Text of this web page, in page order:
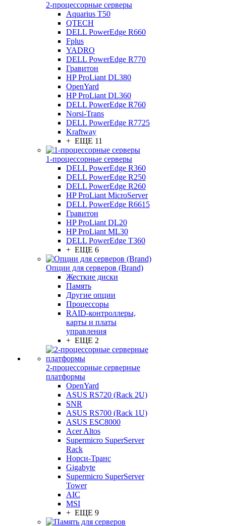
2-процессорные серверы
Aquarius T50
QTECH
DELL PowerEdge R660
Fplus
YADRO
DELL PowerEdge R770
Гравитон
HP ProLiant DL380
OpenYard
HP ProLiant DL360
DELL PowerEdge R760
Norsi-Trans
DELL PowerEdge R7725
Kraftway
+ ЕЩЕ 11
1-процессорные серверы
DELL PowerEdge R360
DELL PowerEdge R250
DELL PowerEdge R260
HP ProLiant MicroServer
DELL PowerEdge R6615
Гравитон
HP ProLiant DL20
HP ProLiant ML30
DELL PowerEdge T360
+ ЕЩЕ 6
Опции для серверов (Brand)
Жесткие диски
Память
Другие опции
Процессоры
RAID-контроллеры,
карты и платы
управления
+ ЕЩЕ 2
2-процессорные серверные
платформы
OpenYard
ASUS RS720 (Rack 2U)
SNR
ASUS RS700 (Rack 1U)
ASUS ESC8000
Acer Altos
Supermicro SuperServer
Rack
Норси-Транс
Gigabyte
Supermicro SuperServer
Tower
AIC
MSI
+ ЕЩЕ 9